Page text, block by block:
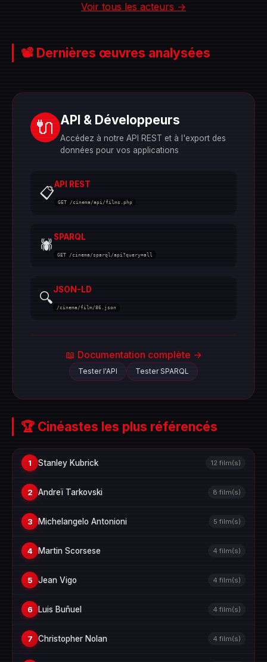
Voir tous les acteurs →
📽️ Dernières œuvres analysées
🔌 API & Développeurs
Accédez à notre API REST et à l'export des
données pour vos applications
📋API REST
GET /cinema/api/films.php
🕷️ SPARQL
GET /cinema/sparql/api?query=all
🔍JSON-LD
/cinema/film/86.json
📖 Documentation complète →
Tester l'API Tester SPARQL
🏆 Cinéastes les plus référencés
1 Stanley Kubrick 12 film(s)
2 Andreï Tarkovski 8 film(s)
3 Michelangelo Antonioni 5 film(s)
4 Martin Scorsese 4 film(s)
5 Jean Vigo 4 film(s)
6 Luis Buñuel 4 film(s)
7 Christopher Nolan 4 film(s)